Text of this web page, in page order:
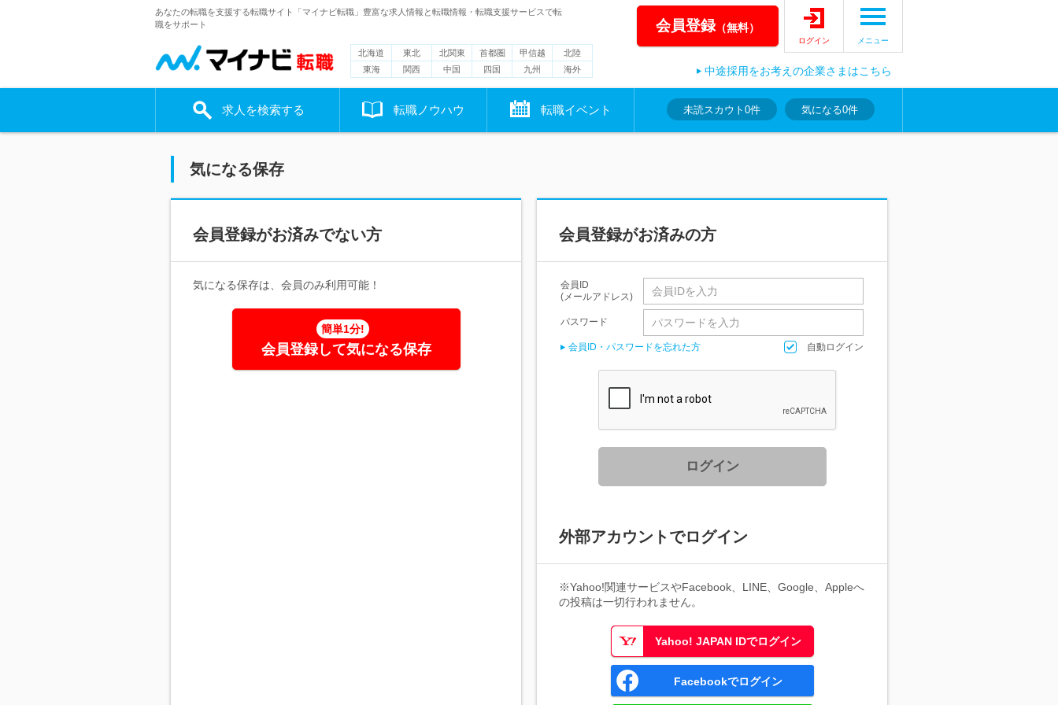
あなたの転職を支援する転職サイト「マイナビ転職」豊富な求人情報と転職情報・転職支援サービスで転
職をサポート
北海道 東北 北関東 首都圏 甲信越
北陸
東海
関西 中国 四国 九州 海外
会員登録（無料）
ログイン メニュー
中途採用をお考えの企業さまはこちら
求人を検索する 転職ノウハウ 転職イベント 未読スカウト 0件 気になる0件
気になる保存
会員登録がお済みでない方
気になる保存は、会員のみ利用可能！
簡単1分!
会員登録して気になる保存
会員登録がお済みの方
会員ID
(メールアドレス)
パスワード
会員ID・パスワードを忘れた方 自動ログイン
ログイン
外部アカウントでログイン
※Yahoo!関連サービスやFacebook、LINE、Google、Appleへ
の投稿は一切行われません。
Yahoo! JAPAN IDでログイン
Facebookでログイン